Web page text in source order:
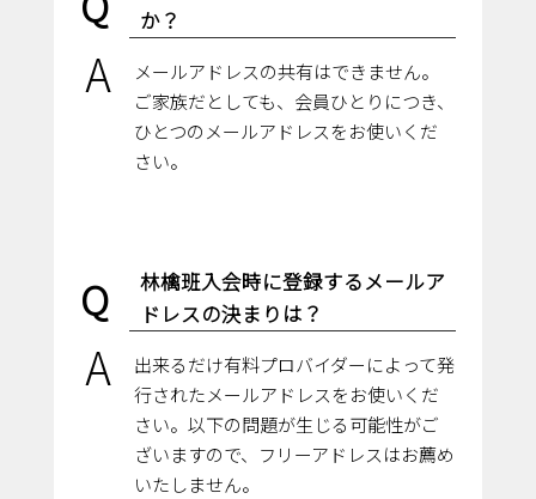
か？
A
メールアドレスの共有はできません。
ご家族だとしても、会員ひとりにつき、
ひとつのメールアドレスをお使いくだ
さい。
Q
林檎班入会時に登録するメールア
ドレスの決まりは？
A
出来るだけ有料プロバイダーによって発
行されたメールアドレスをお使いくだ
さい。以下の問題が生じる可能性がご
ざいますので、フリーアドレスはお薦め
いたしません。